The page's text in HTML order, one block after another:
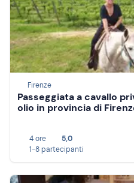
Firenze
Passeggiata a cavallo
olio in provincia di
4 ore
5,0
1-8 partecipanti